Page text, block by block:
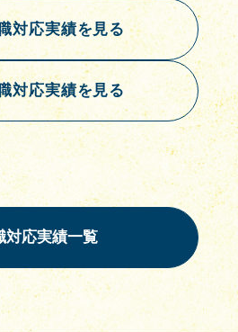
対応実績を見る
対応実績を見る
対応実績一覧